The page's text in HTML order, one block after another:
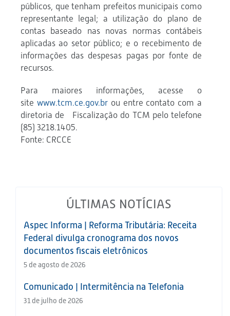
públicos, que tenham prefeitos municipais como
representante legal; a utilização do plano de
contas baseado nas novas normas contábeis
aplicadas ao setor público; e o recebimento de
informações das despesas pagas por fonte de
recursos.
Para maiores informações, acesse o
site www.tcm.ce.gov.brou entre contato com a
diretoria de Fiscalização do TCM pelo telefone
(85) 3218.1405.
Fonte: CRCCE
ÚLTIMAS NOTÍCIAS
Aspec Informa | Reforma Tributária: Receita
Federal divulga cronograma dos novos
documentos fiscais eletrônicos
5 de agosto de 2026
Comunicado | Intermitência na Telefonia
31 de julho de 2026